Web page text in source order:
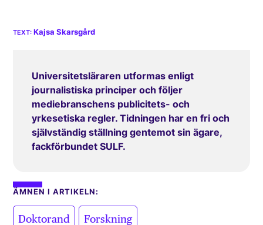
Kajsa Skarsgård
Universitetsläraren utformas enligt
journalistiska principer och följer
mediebranschens publicitets- och
yrkesetiska regler. Tidningen har en fri och
självständig ställning gentemot sin ägare,
fackförbundet SULF.
ÄMNEN I ARTIKELN:
Doktorand Forskning